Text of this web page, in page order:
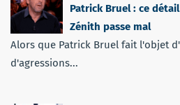
Patrick Bruel : ce
Zénith passe mal
Alors que Patrick Bruel fait l'objet
d'agressions...